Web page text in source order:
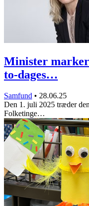
Minister
to-dages…
Samfund • 28.06.25
Den 1. juli 2025 træder
Folketinge…